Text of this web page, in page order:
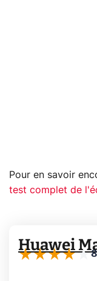
Pour en savoir
test complet de
Huawei 8